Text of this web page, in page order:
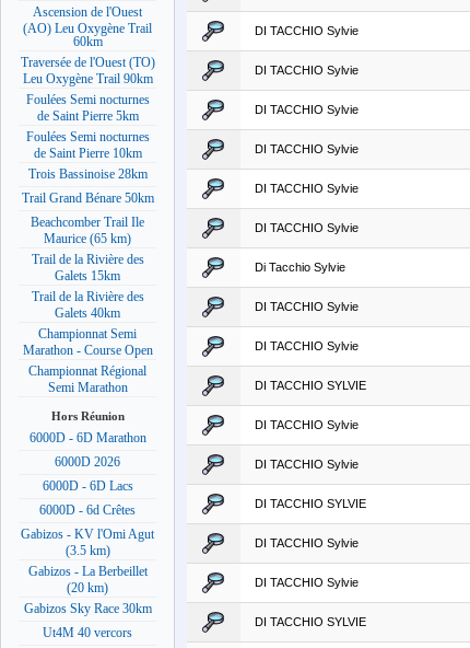
Ascension de l'Ouest
(AO) Leu Oxygène Trail
60km
Traversée de l'Ouest (TO)
Leu Oxygène Trail 90km
Foulées Semi nocturnes
de Saint Pierre 5km
Foulées Semi nocturnes
de Saint Pierre 10km
Trois Bassinoise 28km
Trail Grand Bénare 50km
Beachcomber Trail Ile
Maurice (65 km)
Trail de la Rivière des
Galets 15km
Trail de la Rivière des
Galets 40km
Championnat Semi
Marathon - Course Open
Championnat Régional
Semi Marathon
Hors Réunion
6000D - 6D Marathon
6000D 2026
6000D - 6D Lacs
6000D - 6d Crêtes
Gabizos - KV l'Omi Agut
(3.5 km)
Gabizos - La Berbeillet
(20 km)
Gabizos Sky Race 30km
Ut4M 40 vercors
DI TACCHIO Sylvie
DI TACCHIO Sylvie
DI TACCHIO Sylvie
DI TACCHIO Sylvie
DI TACCHIO Sylvie
DI TACCHIO Sylvie
Di Tacchio Sylvie
DI TACCHIO Sylvie
DI TACCHIO Sylvie
DI TACCHIO SYLVIE
DI TACCHIO Sylvie
DI TACCHIO Sylvie
DI TACCHIO SYLVIE
DI TACCHIO Sylvie
DI TACCHIO Sylvie
DI TACCHIO SYLVIE